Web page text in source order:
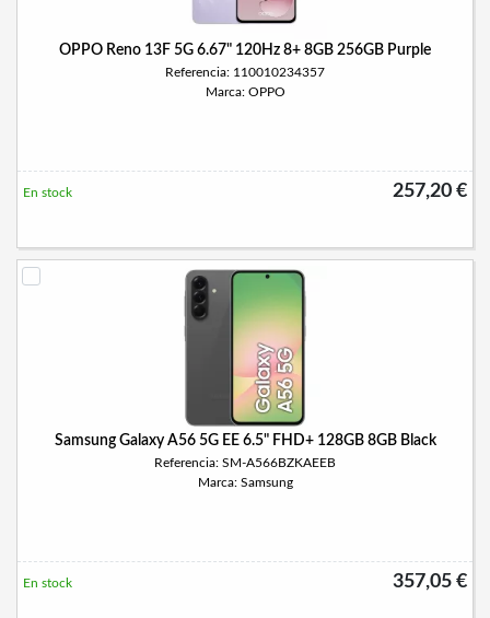
OPPO Reno 13F 5G 6.67" 120Hz 8+ 8GB 256GB Purple
Referencia: 110010234357
Marca: OPPO
257,20 €
En stock
Samsung Galaxy A56 5G EE 6.5" FHD+ 128GB 8GB Black
Referencia: SM-A566BZKAEEB
Marca: Samsung
357,05 €
En stock